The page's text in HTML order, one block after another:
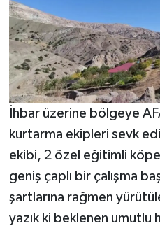
İhbar üzerine bölgeye
kurtarma ekipleri sevk
ekibi, 2 özel eğitimli
geniş çaplı bir çalışma
şartlarına rağmen
yazık ki beklenen